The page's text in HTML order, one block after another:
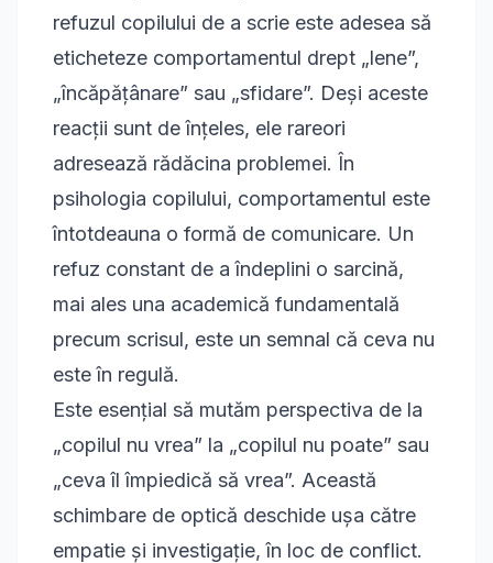
refuzul copilului de a scrie este adesea să
eticheteze comportamentul drept „lene”,
„încăpățânare” sau „sfidare”. Deși aceste
reacții sunt de înțeles, ele rareori
adresează rădăcina problemei. În
psihologia copilului, comportamentul este
întotdeauna o formă de comunicare. Un
refuz constant de a îndeplini o sarcină,
mai ales una academică fundamentală
precum scrisul, este un semnal că ceva nu
este în regulă.
Este esențial să mutăm perspectiva de la
„copilul nu vrea” la „copilul nu poate” sau
„ceva îl împiedică să vrea”. Această
schimbare de optică deschide ușa către
empatie și investigație, în loc de conflict.